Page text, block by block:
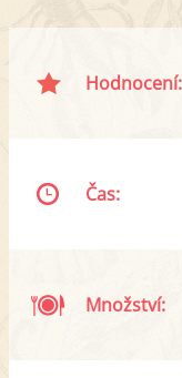
Hodnocení:
Čas:
Množství: